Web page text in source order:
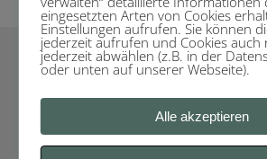
Termin 1 → FORMEN
10. Oktober / 14:00 –
eingesetzten Arten von Cookies
Einstellungen aufrufen. Sie können
jederzeit aufrufen und Cookies auch
jederzeit abwählen (z.B. in der
oder unten auf unserer Webseite).
Alle akzeptieren